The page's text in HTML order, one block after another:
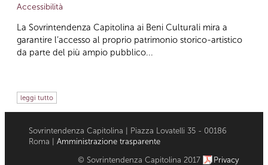
Accessibilità
La Sovrintendenza Capitolina ai Beni Culturali mira a
garantire l’accesso al proprio patrimonio storico-artistico
da parte del più ampio pubblico...
leggi tutto
Sovrintendenza Capitolina | Piazza Lovatelli 35 - 00186
Roma | Amministrazione trasparente
© Sovrintendenza Capitolina 2017 Privacy